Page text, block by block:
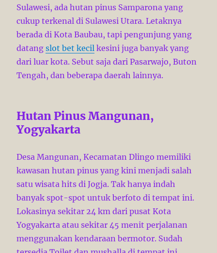
Sulawesi, ada hutan pinus Samparona yang
cukup terkenal di Sulawesi Utara. Letaknya
berada di Kota Baubau, tapi pengunjung yang
datangslot bet kecil kesini juga banyak yang
dari luar kota. Sebut saja dari Pasarwajo, Buton
Tengah, dan beberapa daerah lainnya.
Hutan Pinus Mangunan,
Yogyakarta
Desa Mangunan, Kecamatan Dlingo memiliki
kawasan hutan pinus yang kini menjadi salah
satu wisata hits di Jogja. Tak hanya indah
banyak spot-spot untuk berfoto di tempat ini.
Lokasinya sekitar 24 km dari pusat Kota
Yogyakarta atau sekitar 45 menit perjalanan
menggunakan kendaraan bermotor. Sudah